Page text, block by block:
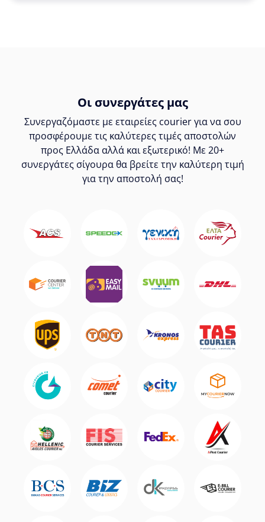
Οι συνεργάτες μας
Συνεργαζόμαστε με εταιρείες courier για να σου
προσφέρουμε τις καλύτερες τιμές αποστολών
προς Ελλάδα αλλά και εξωτερικό! Με 20+
συνεργάτες σίγουρα θα βρείτε την καλύτερη τιμή
για την αποστολή σας!